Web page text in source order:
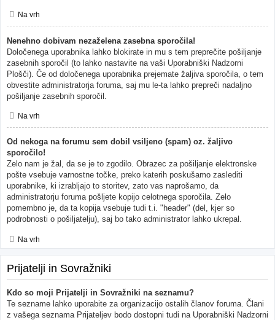
Na vrh
Nenehno dobivam nezaželena zasebna sporočila!
Določenega uporabnika lahko blokirate in mu s tem preprečite pošiljanje
zasebnih sporočil (to lahko nastavite na vaši Uporabniški Nadzorni
Plošči). Če od določenega uporabnika prejemate žaljiva sporočila, o tem
obvestite administratorja foruma, saj mu le-ta lahko prepreči nadaljno
pošiljanje zasebnih sporočil.
Na vrh
Od nekoga na forumu sem dobil vsiljeno (spam) oz. žaljivo
sporočilo!
Zelo nam je žal, da se je to zgodilo. Obrazec za pošiljanje elektronske
pošte vsebuje varnostne točke, preko katerih poskušamo zaslediti
uporabnike, ki izrabljajo to storitev, zato vas naprošamo, da
administratorju foruma pošljete kopijo celotnega sporočila. Zelo
pomembno je, da ta kopija vsebuje tudi t.i. "header" (del, kjer so
podrobnosti o pošiljatelju), saj bo tako administrator lahko ukrepal.
Na vrh
Prijatelji in Sovražniki
Kdo so moji Prijatelji in Sovražniki na seznamu?
Te sezname lahko uporabite za organizacijo ostalih članov foruma. Člani
z vašega seznama Prijateljev bodo dostopni tudi na Uporabniški Nadzorni